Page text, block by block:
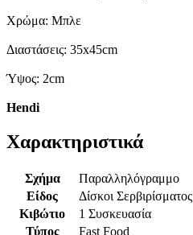
Χρώμα: Μπλε
Διαστάσεις: 35x45cm
Ύψος: 2cm
Hendi
Χαρακτηριστικά
Σχήμα
Παραλληλόγραμμο
Είδος
Δίσκοι Σερβιρίσματος
Κιβώτιο
1 Συσκευασία
Τύπος
Fast Food